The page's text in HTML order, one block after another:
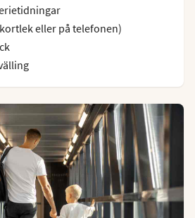
eller på telefonen)